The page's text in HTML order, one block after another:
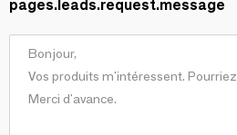
pages.leads.request.message